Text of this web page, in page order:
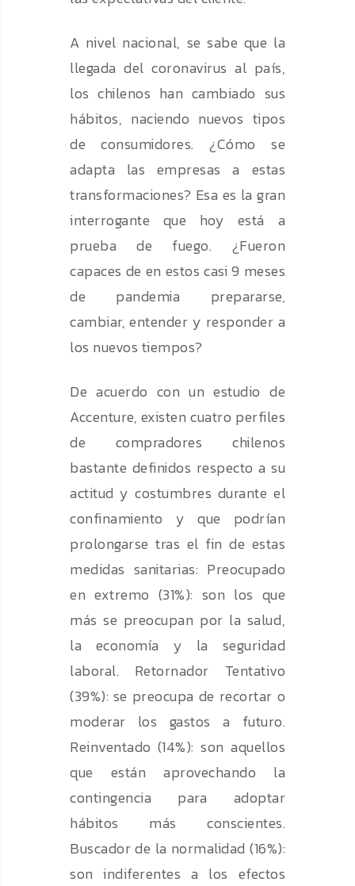
A nivel nacional, se sabe que la
llegada del coronavirus al país,
los chilenos han cambiado sus
hábitos, naciendo nuevos tipos
de consumidores. ¿Cómo se
adapta las empresas a estas
transformaciones? Esa es la gran
interrogante que hoy está a
prueba de fuego. ¿Fueron
capaces de en estos casi 9 meses
de pandemia prepararse,
cambiar, entender y responder a
los nuevos tiempos?
De acuerdo con un estudio de
Accenture, existen cuatro perfiles
de compradores chilenos
bastante definidos respecto a su
actitud y costumbres durante el
confinamiento y que podrían
prolongarse tras el fin de estas
medidas sanitarias: Preocupado
en extremo (31%): son los que
más se preocupan por la salud,
la economía y la seguridad
laboral. Retornador Tentativo
(39%): se preocupa de recortar o
moderar los gastos a futuro.
Reinventado (14%): son aquellos
que están aprovechando la
contingencia para adoptar
hábitos más conscientes.
Buscador de la normalidad (16%):
son indiferentes a los efectos